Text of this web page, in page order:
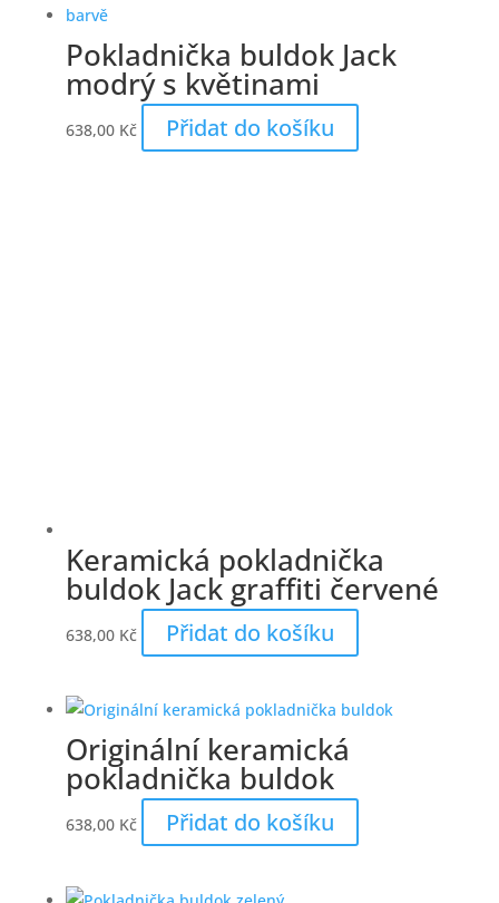
Pokladnička buldok Jack
modrý s květinami
638,00 Kč Přidat do košíku
Keramická pokladnička
buldok Jack graffiti červené
638,00 Kč Přidat do košíku
Originální keramická
pokladnička buldok
638,00 Kč Přidat do košíku